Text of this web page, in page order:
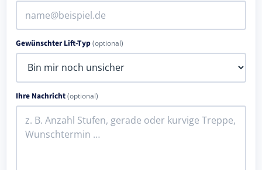
Gewünschter Lift-Typ(optional)
Ihre Nachricht(optional)